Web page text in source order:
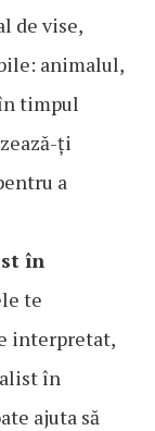
de vise,
animalul,
timpul
ți
a
în
te
interpretat,
în
ajuta să